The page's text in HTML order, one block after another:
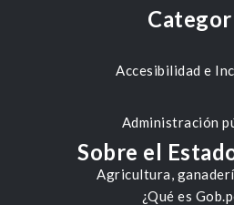
Accesibilidad e
Administración
Agricultura,
Sobre el
¿Qué es